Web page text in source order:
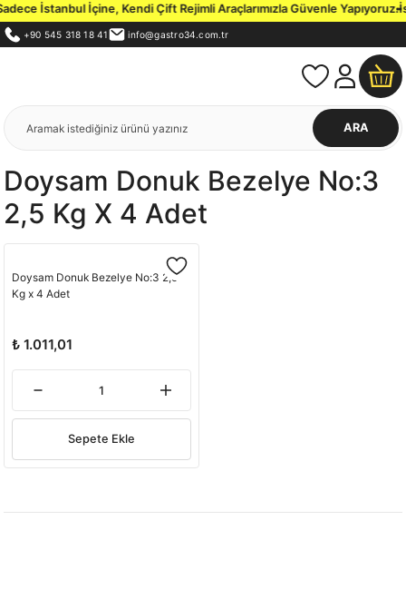
İstanbul İçine, Kendi Çift Rejimli Araçlarımızla Güvenle Yapıyoruz.
+90 545 318 18 41 info@gastro34.com.tr
ARA
Doysam Donuk Bezelye No:3
2,5 Kg X 4 Adet
Doysam Donuk Bezelye No:3 2,5
Kg x 4 Adet
₺ 1.011,01
Sepete Ekle